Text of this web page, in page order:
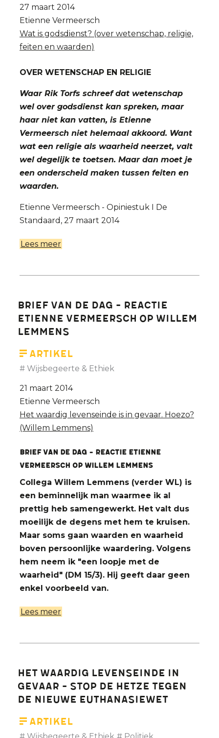
27 maart 2014
Etienne Vermeersch
Wat is godsdienst? (over wetenschap, religie,
feiten en waarden)
OVER WETENSCHAP EN RELIGIE
Waar Rik Torfs schreef dat wetenschap
wel over godsdienst kan spreken, maar
haar niet kan vatten, is Etienne
Vermeersch niet helemaal akkoord. Want
wat een religie als waarheid neerzet, valt
wel degelijk te toetsen. Maar dan moet je
een onderscheid maken tussen feiten en
waarden.
Etienne Vermeersch - Opiniestuk I De
Standaard, 27 maart 2014
Lees meer
wetenschap,
religie,
feiten
en
waarden)
Brief van de dag - Reactie
Etienne Vermeersch op Willem
Lemmens
Artikel
Wijsbegeerte & Ethiek
21 maart 2014
Etienne Vermeersch
Het waardig levenseinde is in gevaar. Hoezo?
(Willem Lemmens)
Brief van de dag - Reactie Etienne
Vermeersch op Willem Lemmens
Collega Willem Lemmens (verder WL) is
een beminnelijk man waarmee ik al
prettig heb samengewerkt. Het valt dus
moeilijk de degens met hem te kruisen.
Maar soms gaan waarden en waarheid
boven persoonlijke waardering. Volgens
hem neem ik "een loopje met de
waarheid" (DM 15/3). Hij geeft daar geen
enkel voorbeeld van.
Lees meer
-
Reactie
Etienne
Vermeersch
Het waardig levenseinde in
gevaar - stop de hetze tegen
de nieuwe euthanasiewet
Artikel